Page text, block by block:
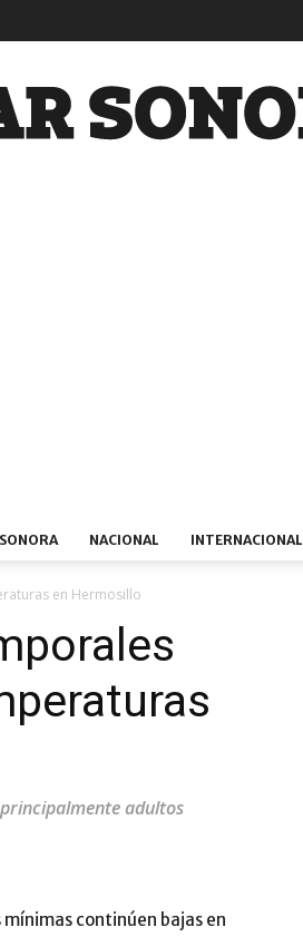
SONORA NACIONAL INTERNACIONAL
en Hermosillo
adultos
continúen bajas en